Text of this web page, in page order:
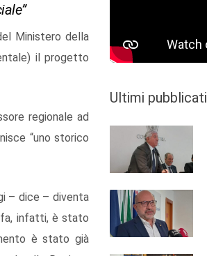
Ministero della
il progetto
regionale ad
“uno storico
– dice – diventa
infatti, è stato
è stato già
Ultimi pubblicati